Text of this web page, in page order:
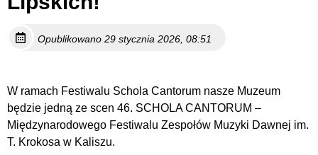
Opublikowano 29 stycznia 2026, 08:51
W ramach Festiwalu Schola Cantorum nasze Muzeum
będzie jedną ze scen 46. SCHOLA CANTORUM –
Międzynarodowego Festiwalu Zespołów Muzyki Dawnej im.
T. Krokosa w Kaliszu.